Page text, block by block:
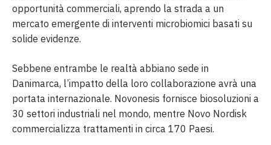
opportunità commerciali, aprendo la strada a un
mercato emergente di interventi microbiomici basati su
solide evidenze.
Sebbene entrambe le realtà abbiano sede in
Danimarca, l’impatto della loro collaborazione avrà una
portata internazionale. Novonesis fornisce biosoluzioni a
30 settori industriali nel mondo, mentre Novo Nordisk
commercializza trattamenti in circa 170 Paesi.